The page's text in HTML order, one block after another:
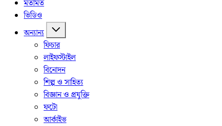
মতামত
ভিডিও
অন্যান্য
ফিচার
লাইফস্টাইল
বিনোদন
শিল্প ও সাহিত্য
বিজ্ঞান ও প্রযুক্তি
ফটো
আর্কাইভ